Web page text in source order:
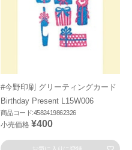
#今野印刷 グリーティングカード
Birthday Present L15W006
商品コード:4582419862326
小売価格 ¥400